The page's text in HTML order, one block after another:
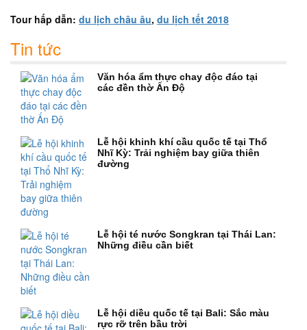
Tour hấp dẫn: du lịch châu âu, du lịch tết 2018
Tin tức
Văn hóa ẩm thực chay độc đáo tại
các đền thờ Ấn Độ
Lễ hội khinh khí cầu quốc tế tại Thổ
Nhĩ Kỳ: Trải nghiệm bay giữa thiên
đường
Lễ hội té nước Songkran tại Thái Lan:
Những điều cần biết
Lễ hội diều quốc tế tại Bali: Sắc màu
rực rỡ trên bầu trời